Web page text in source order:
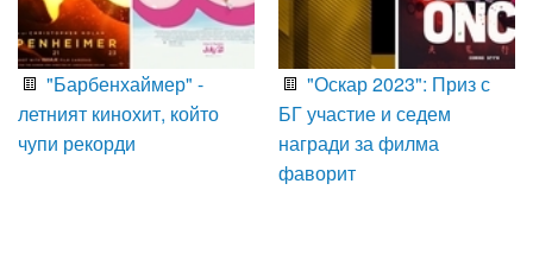
"Барбенхаймер" -
летният кинохит, който
чупи рекорди
"Оскар 2023": Приз с
БГ участие и седем
награди за филма
фаворит